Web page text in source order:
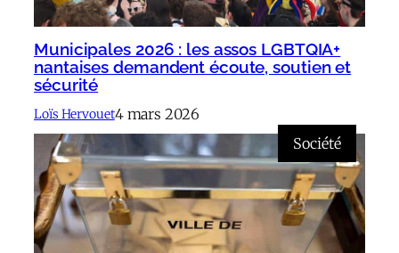
Municipales 2026 : les assos LGBTQIA+
nantaises demandent écoute, soutien et
sécurité
Loïs Hervouet4 mars 2026
Société